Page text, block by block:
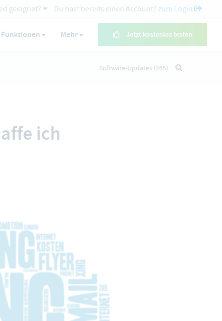
geeignet? Du hast bereits einen Account? zum Login
Funktionen Mehr Jetzt kostenlos testen
Software-Updates (265)
ich